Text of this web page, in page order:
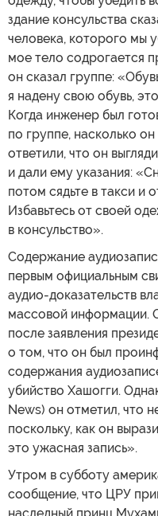
здание консульства
человека, которого мы
мое тело содрогается
он сказал группе:
я надену свою обувь,
Когда инженер был
по группе, насколько
ответили, что он
и дали ему указания:
потом сядьте в такси и
Избавьтесь от своей
в консульство».
Содержание
первым официальным
аудио-доказательств
массовой информации.
после заявления
о том, что он был
содержания
убийство Хашогги.
News) он отметил, что
поскольку, как он
это ужасная запись».
Утром в субботу
сообщение, что ЦРУ